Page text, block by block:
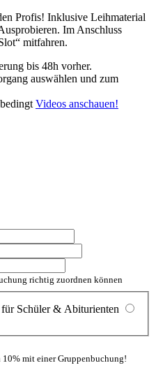
Profis! Inklusive Leihmaterial
Im Anschluss
mitfahren.
bis 48h vorher.
auswählen und zum
Videos anschauen!
richtig zuordnen können
Schüler & Abiturienten
10% mit einer Gruppenbuchung!